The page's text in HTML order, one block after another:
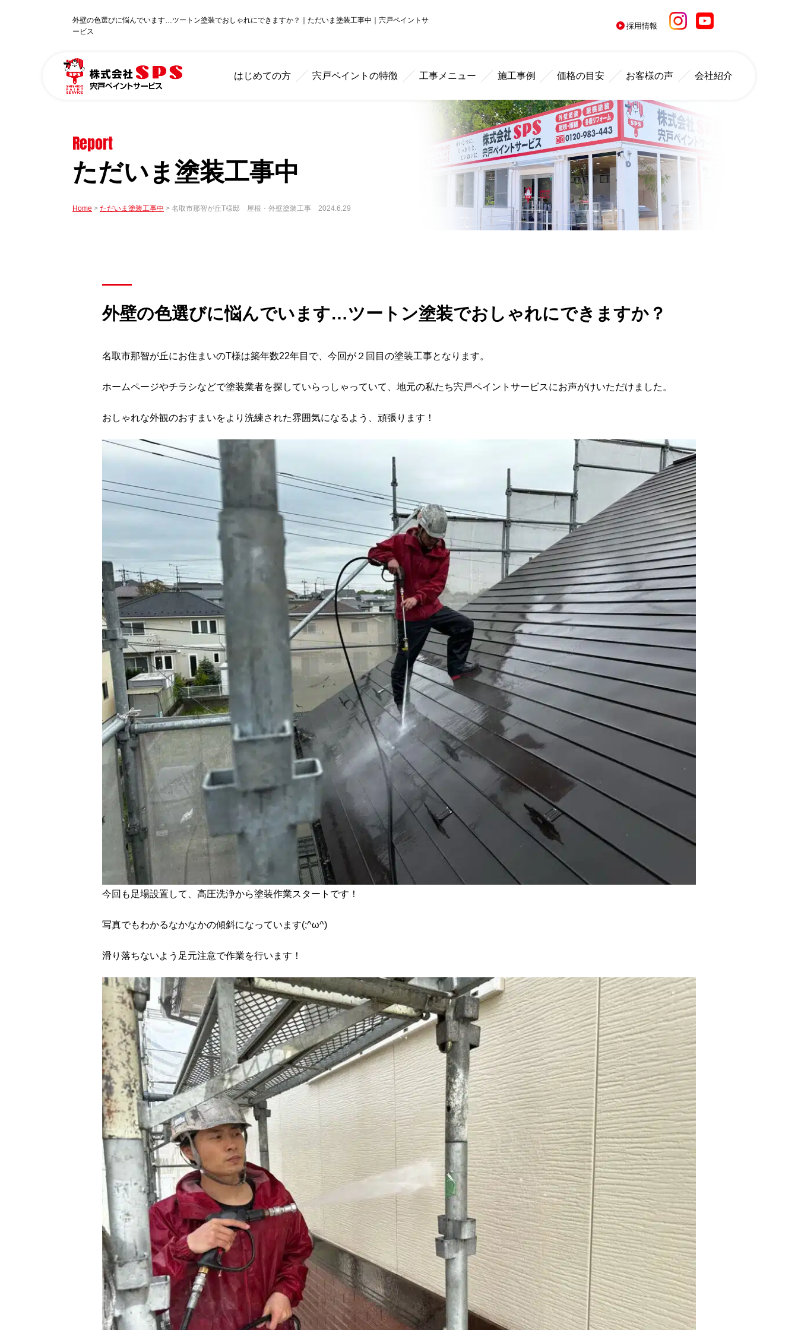
外壁の色選びに悩んでいます…ツートン塗装でおしゃれにできますか？｜ただいま塗装工事中｜宍戸ペイントサ
ービス
採用情報
はじめての方 宍戸ペイントの特徴 工事メニュー 施工事例 価格の目安 お客様の声 会社紹介
Report
ただいま塗装工事中
Home ただいま塗装工事中 名取市那智が丘T様邸 屋根・外壁塗装工事 2024.6.29
外壁の色選びに悩んでいます…ツートン塗装でおしゃれにできますか？
名取市那智が丘にお住まいのT様は築年数22年目で、今回が２回目の塗装工事となります。
ホームページやチラシなどで塗装業者を探していらっしゃっていて、地元の私たち宍戸ペイントサービスにお声がけいただけました。
おしゃれな外観のおすまいをより洗練された雰囲気になるよう、頑張ります！
今回も足場設置して、高圧洗浄から塗装作業スタートです！
写真でもわかるなかなかの傾斜になっています(;^ω^)
滑り落ちないよう足元注意で作業を行います！